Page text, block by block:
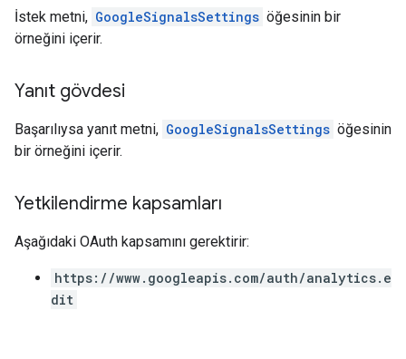
İstek metni, GoogleSignalsSettings öğesinin bir
örneğini içerir.
Yanıt gövdesi
Başarılıysa yanıt metni, GoogleSignalsSettings öğesinin
bir örneğini içerir.
Yetkilendirme kapsamları
Aşağıdaki OAuth kapsamını gerektirir:
https://www.googleapis.com/auth/analytics.e
dit